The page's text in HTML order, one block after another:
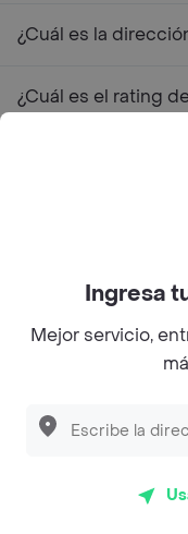
¿Cuál es la
¿Cuál es el rating
¿Cuáles son las
Restaurantes
Alitas Benditas
Taconazo
Ingresa
Mejor servicio,